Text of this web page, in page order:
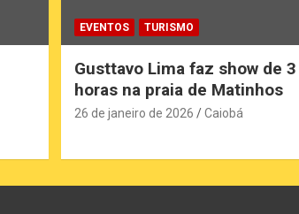
EVENTOS TURISMO
Gusttavo Lima faz show de 3
horas na praia de Matinhos
26 de janeiro de 2026 Caiobá